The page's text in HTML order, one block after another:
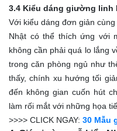
3.4 Kiểu dáng giường
Với kiểu dáng đơn giản
Nhật có thể thích ứng với
không cần phải quá lo lắng
trong căn phòng ngủ như
thấy, chính xu hướng tối
đến không gian cuốn hút
làm rối mắt với những họa
>>>> CLICK NGAY: 30 Mẫu